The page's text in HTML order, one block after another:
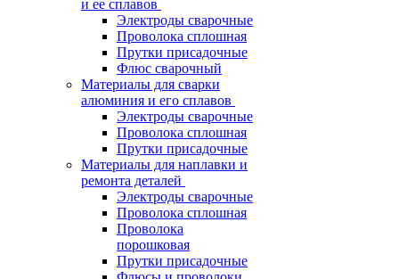
и ее сплавов
Электроды сварочные
Проволока сплошная
Прутки присадочные
Флюс сварочный
Материалы для сварки
алюминия и его сплавов
Электроды сварочные
Проволока сплошная
Прутки присадочные
Материалы для наплавки и
ремонта деталей
Электроды сварочные
Проволока сплошная
Проволока
порошковая
Прутки присадочные